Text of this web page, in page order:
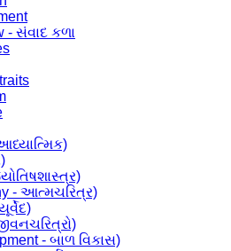
- સંવાદ કળા
- આત્મચરિત્ર)
- બાળ વિકાસ)